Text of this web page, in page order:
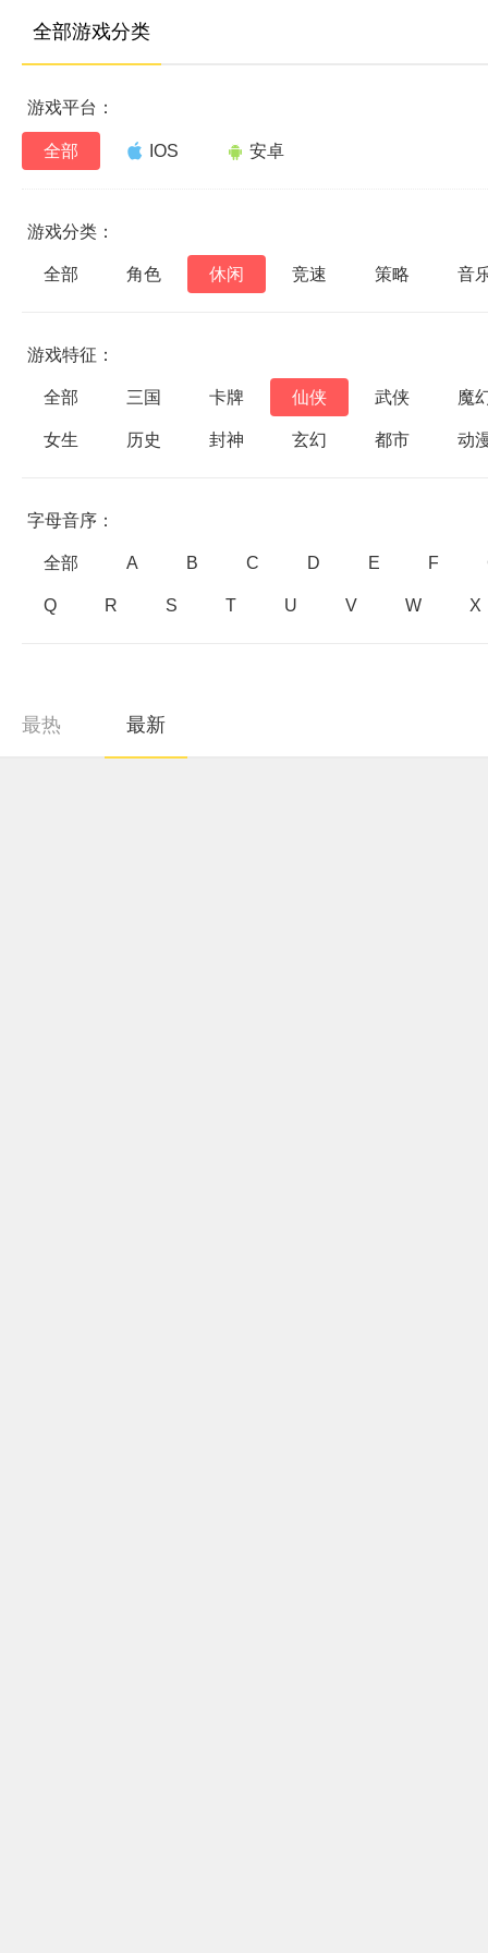
全部游戏分类
游戏平台：
全部 IOS 安卓
游戏分类：
全部 角色 休闲 竞速 策略 音
游戏特征：
全部 三国 卡牌 仙侠 武侠 魔
女生 历史 封神 玄幻 都市 动
字母音序：
全部 A B C D E F
Q R S T U V W X
最热 最新